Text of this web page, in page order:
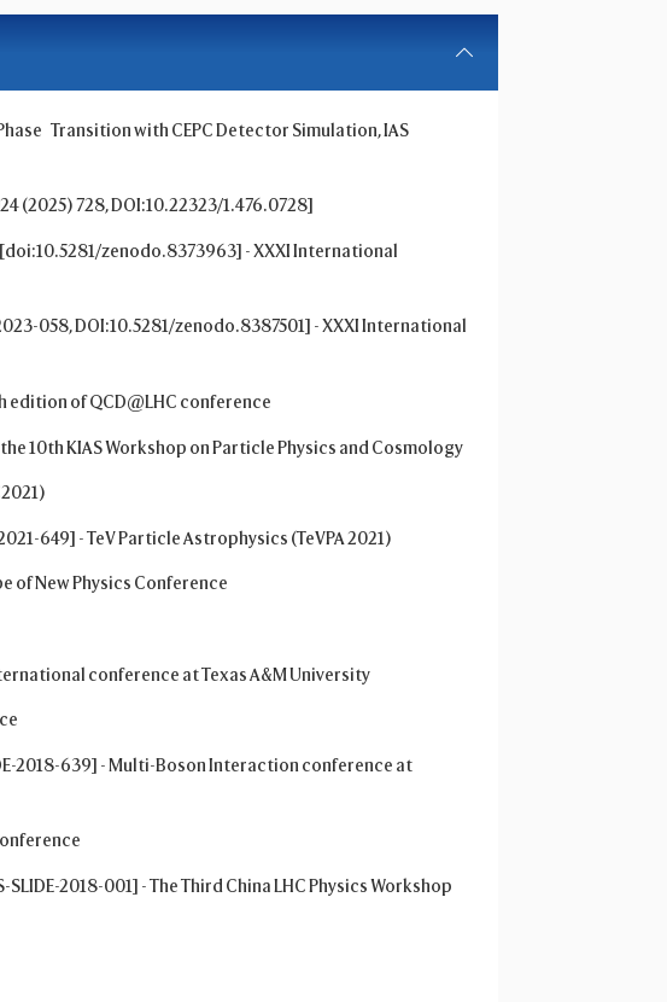
Transition with CEPC Detector Simulation, IAS
(2025) 728, DOI:10.22323/1.476.0728]
zenodo.8373963] - XXXI International
058, DOI:10.5281/zenodo.8387501] - XXXI International
edition of QCD@LHC conference
10th KIAS Workshop on Particle Physics and Cosmology
649] - TeV Particle Astrophysics (TeVPA 2021)
of New Physics Conference
conference at Texas A&M University
2018-639] - Multi-Boson Interaction conference at
2018-001] - The Third China LHC Physics Workshop